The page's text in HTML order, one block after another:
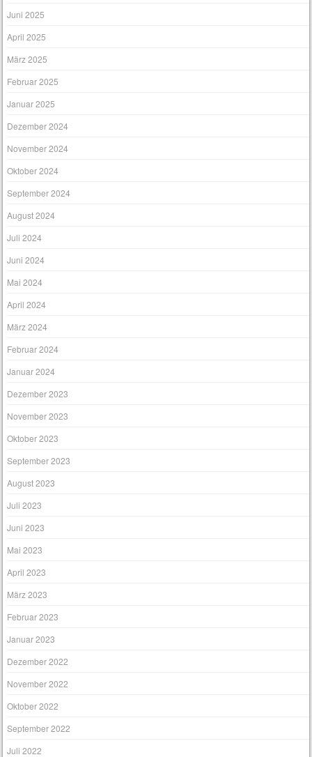
Juni 2025
April 2025
März 2025
Februar 2025
Januar 2025
Dezember 2024
November 2024
Oktober 2024
September 2024
August 2024
Juli 2024
Juni 2024
Mai 2024
April 2024
März 2024
Februar 2024
Januar 2024
Dezember 2023
November 2023
Oktober 2023
September 2023
August 2023
Juli 2023
Juni 2023
Mai 2023
April 2023
März 2023
Februar 2023
Januar 2023
Dezember 2022
November 2022
Oktober 2022
September 2022
Juli 2022